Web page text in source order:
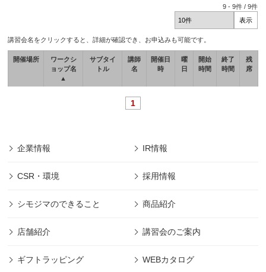
9 -9件 /9件
講習会名をクリックすると、詳細が確認でき、お申込みも可能です。
開催場所
ワークシ
ョップ名
▲
サブタイ
トル
講師
名
開催日
時
曜
日
開始
時間
終了
時間
残
席
1
企業情報 IR情報
CSR・環境 採用情報
シモジマのできること 商品紹介
店舗紹介 講習会のご案内
ギフトラッピング WEBカタログ